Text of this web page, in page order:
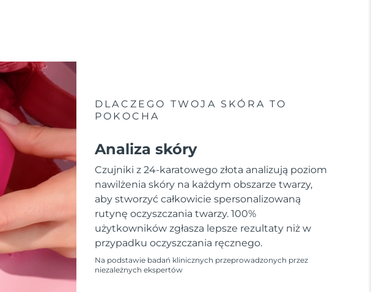
DLACZEGO TWOJA SKÓRA TO
POKOCHA
Analiza skóry
Czujniki z 24-karatowego złota analizują poziom
nawilżenia skóry na każdym obszarze twarzy,
aby stworzyć całkowicie spersonalizowaną
rutynę oczyszczania twarzy. 100%
użytkowników zgłasza lepsze rezultaty niż w
przypadku oczyszczania ręcznego.
Na podstawie badań klinicznych przeprowadzonych przez
niezależnych ekspertów